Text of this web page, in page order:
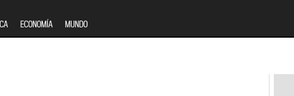
ECONOMÍA MUNDO